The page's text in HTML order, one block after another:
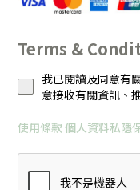
Terms &
我已閱讀及同意有
意接收有關資訊、
使用條款個人資料私隱